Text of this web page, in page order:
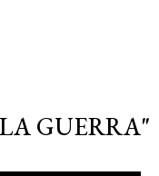
GUERRA"